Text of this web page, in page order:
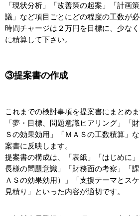
「現状分析」「改善策の起案」「計画
議」など項目ごとにどの程度の工数が必
時間チャージは２万円を目標に、少な
に積算して下さい。
③提案書の作成
これまでの検討事項を提案書にまとめま
「夢・目標、問題意識ヒアリング」「
Ｓの効果効用」「ＭＡＳの工数積算」
案書に反映します。
提案書の構成は、「表紙」「はじめに
長様の問題意識」「財務面の考察」「
ＡＳの効果効用）」「支援テーマとス
見積り」といった内容が適切です。